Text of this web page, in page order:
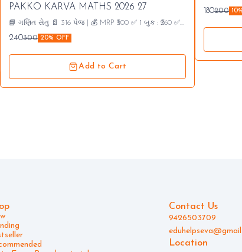
PAKKO KARVA MATHS 2026 27
📘 ગણિત સેતુ 📄 316 પેજ | 💰 MRP ₹300 ✅ 1 બુક : ₹260 ✅
10+ બુક : ₹240
240300 20% OFF
Add to Cart
180200
Contact Us
9426503709
Location